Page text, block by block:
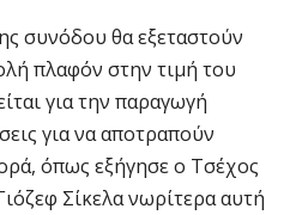
συνόδου θα εξεταστούν
πλαφόν στην τιμή του
για την παραγωγή
για να αποτραπούν
όπως εξήγησε ο Τσέχος
Σίκελα νωρίτερα αυτή